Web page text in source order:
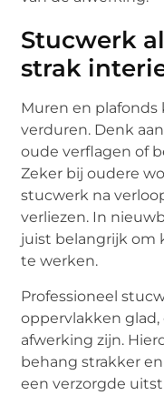
Stucwerk
strak
Muren en plafonds
verduren. Denk
oude verflagen of
Zeker bij oudere
stucwerk na
verliezen. In
juist belangrijk om
te werken.
Professioneel
oppervlakken glad,
afwerking zijn.
behang strakker
een verzorgde